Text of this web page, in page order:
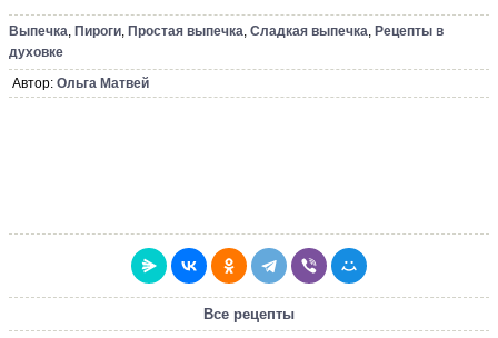
Выпечка, Пироги, Простая выпечка, Сладкая выпечка, Рецепты в
духовке
Автор: Ольга Матвей
Все рецепты